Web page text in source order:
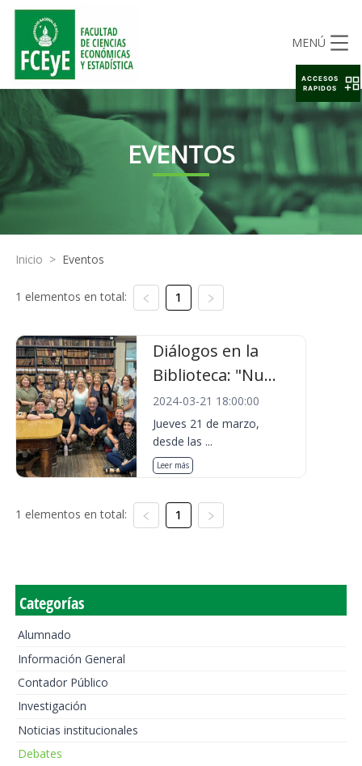
MENÚ
EVENTOS
Inicio > Eventos
1 elementos en total: 1
Diálogos en la
Biblioteca: "Nu...
2024-03-21 18:00:00
Jueves 21 de marzo,
desde las ...
Leer más
1 elementos en total: 1
Categorías
Alumnado
Información General
Contador Público
Investigación
Noticias institucionales
Debates
ACCESOS
RAPIDOS